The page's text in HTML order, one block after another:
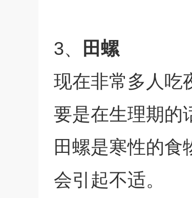
3、
田螺
现在非常多人吃
要是在生理期的
田螺是寒性的食
会引起不适。